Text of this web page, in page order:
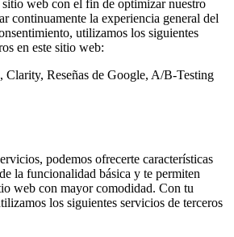
sitio web con el fin de optimizar nuestro
continuamente la experiencia general del
utilizamos los siguientes
en este sitio web:
Clarity, Reseñas de Google, A/B-Testing
podemos ofrecerte características
la funcionalidad básica y te permiten
web con mayor comodidad. Con tu
los siguientes servicios de terceros